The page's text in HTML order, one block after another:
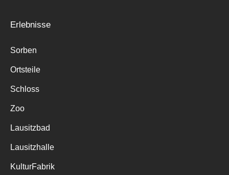
Erlebnisse
Sorben
Ortsteile
Schloss
Zoo
Lausitzbad
Lausitzhalle
KulturFabrik